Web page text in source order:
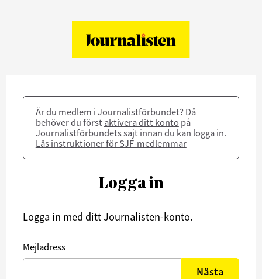
Är du medlem i Journalistförbundet? Då
behöver du först aktivera ditt konto på
Journalistförbundets sajt innan du kan logga in.
Läs instruktioner för SJF-medlemmar
Logga in
Logga in med ditt Journalisten-konto.
Mejladress
Nästa